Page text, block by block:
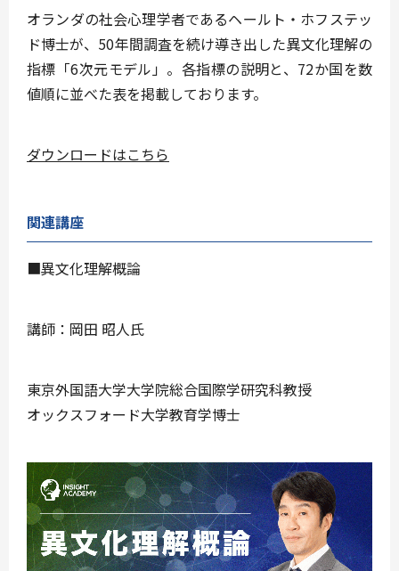
オランダの社会心理学者であるヘールト・ホフステッ
ド博士が、50年間調査を続け導き出した異文化理解の
指標「6次元モデル」。各指標の説明と、72か国を数
値順に並べた表を掲載しております。
ダウンロードはこちら
関連講座
■異文化理解概論
講師：岡田 昭人氏
東京外国語大学大学院総合国際学研究科教授
オックスフォード大学教育学博士